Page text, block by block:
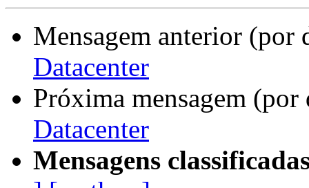
Mensagem anterior (por
Datacenter
Próxima mensagem
Datacenter
Mensagens